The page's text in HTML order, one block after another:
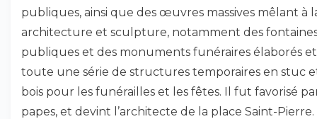
publiques, ainsi que des œuvres massives mêlant à
architecture et sculpture, notamment des
publiques et des monuments funéraires élaborés et
toute une série de structures temporaires en stuc
bois pour les funérailles et les fêtes. Il fut favorisé
papes, et devint l’architecte de la place Saint-